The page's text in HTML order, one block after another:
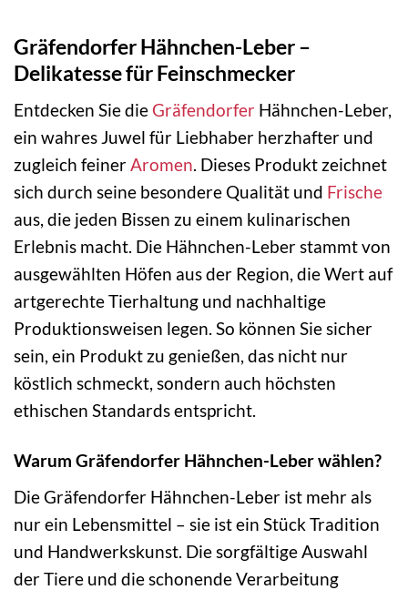
Gräfendorfer Hähnchen-Leber –
Delikatesse für Feinschmecker
Entdecken Sie die Gräfendorfer Hähnchen-Leber,
ein wahres Juwel für Liebhaber herzhafter und
zugleich feinerAromen. Dieses Produkt zeichnet
sich durch seine besondere Qualität und Frische
aus, die jeden Bissen zu einem kulinarischen
Erlebnis macht. Die Hähnchen-Leber stammt von
ausgewählten Höfen aus der Region, die Wert auf
artgerechte Tierhaltung und nachhaltige
Produktionsweisen legen. So können Sie sicher
sein, ein Produkt zu genießen, das nicht nur
köstlich schmeckt, sondern auch höchsten
ethischen Standards entspricht.
Warum Gräfendorfer Hähnchen-Leber wählen?
Die Gräfendorfer Hähnchen-Leber ist mehr als
nur ein Lebensmittel – sie ist ein Stück Tradition
und Handwerkskunst. Die sorgfältige Auswahl
der Tiere und die schonende Verarbeitung